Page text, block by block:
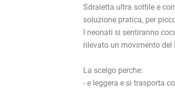
Sdraietta ultra sottile e
soluzione pratica, per
I neonati si sentiranno
rilevato un movimento
La scelgo perche:
- e leggera e si trasporta